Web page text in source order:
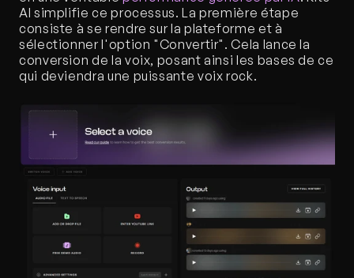
AI simplifie ce processus. La première étape
consiste à se rendre sur la plateforme et à
sélectionner l'option "Convertir". Cela lance la
conversion de la voix, posant ainsi les bases de ce
qui deviendra une puissante voix rock.